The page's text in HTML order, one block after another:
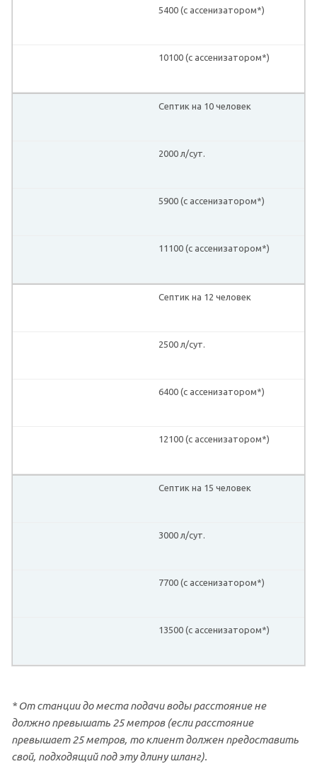
5400 (с ассенизатором*)
10100 (с ассенизатором*)
Септик на 10 человек
2000 л/сут.
5900 (с ассенизатором*)
11100 (с ассенизатором*)
Септик на 12 человек
2500 л/сут.
6400 (с ассенизатором*)
12100 (с ассенизатором*)
Септик на 15 человек
3000 л/сут.
7700 (с ассенизатором*)
13500 (с ассенизатором*)
* От станции до места подачи воды расстояние не
должно превышать 25 метров (если расстояние
превышает 25 метров, то клиент должен предоставить
свой, подходящий под эту длину шланг).